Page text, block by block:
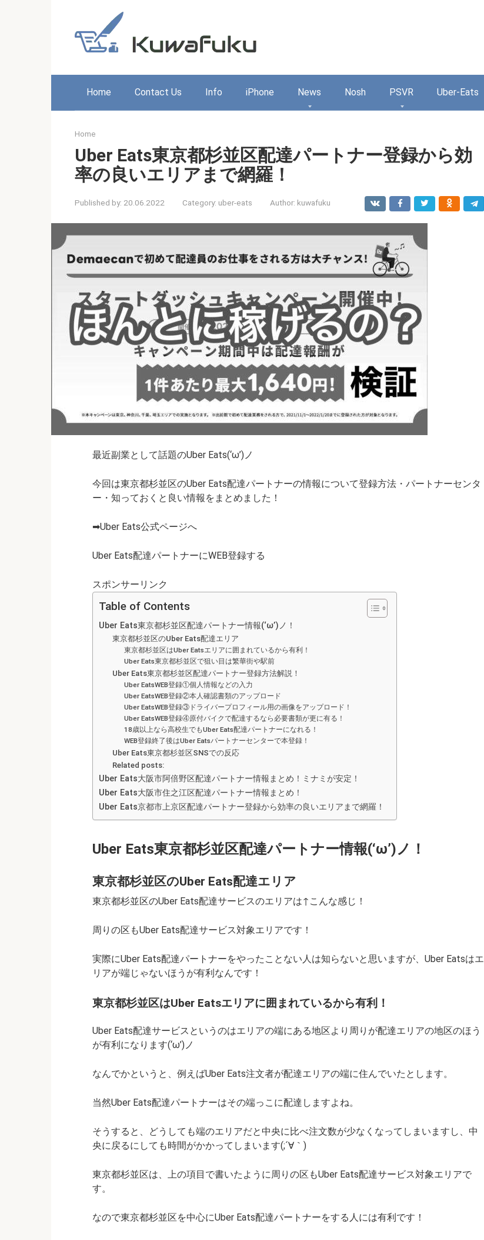
Home Contact Us Info iPhone News Nosh PSVR Uber-Eats
Home
Uber Eats東京都杉並区配達パートナー登録から効
率の良いエリアまで網羅！
Published by: 20.06.2022 Category: uber-eats Author: kuwafuku
最近副業として話題のUber Eats(‘ω’)ノ
今回は東京都杉並区のUber Eats配達パートナーの情報について登録方法・パートナーセンタ
ー・知っておくと良い情報をまとめました！
➡Uber Eats公式ページへ
Uber Eats配達パートナーにWEB登録する
スポンサーリンク
Table of Contents
Uber Eats東京都杉並区配達パートナー情報(‘ω’)ノ！
東京都杉並区のUber Eats配達エリア
東京都杉並区はUber Eatsエリアに囲まれているから有利！
Uber Eats東京都杉並区で狙い目は繁華街や駅前
Uber Eats東京都杉並区配達パートナー登録方法解説！
Uber EatsWEB登録①個人情報などの入力
Uber EatsWEB登録②本人確認書類のアップロード
Uber EatsWEB登録③ドライバープロフィール用の画像をアップロード！
Uber EatsWEB登録④原付バイクで配達するなら必要書類が更に有る！
18歳以上なら高校生でもUber Eats配達パートナーになれる！
WEB登録終了後はUber Eatsパートナーセンターで本登録！
Uber Eats東京都杉並区SNSでの反応
Related posts:
Uber Eats大阪市阿倍野区配達パートナー情報まとめ！ミナミが安定！
Uber Eats大阪市住之江区配達パートナー情報まとめ！
Uber Eats京都市上京区配達パートナー登録から効率の良いエリアまで網羅！
Uber Eats東京都杉並区配達パートナー情報(‘ω’)ノ！
東京都杉並区のUber Eats配達エリア
東京都杉並区のUber Eats配達サービスのエリアは↑こんな感じ！
周りの区もUber Eats配達サービス対象エリアです！
実際にUber Eats配達パートナーをやったことない人は知らないと思いますが、Uber Eatsはエ
リアが端じゃないほうが有利なんです！
東京都杉並区はUber Eatsエリアに囲まれているから有利！
Uber Eats配達サービスというのはエリアの端にある地区より周りが配達エリアの地区のほう
が有利になります(‘ω’)ノ
なんでかというと、例えばUber Eats注文者が配達エリアの端に住んでいたとします。
当然Uber Eats配達パートナーはその端っこに配達しますよね。
そうすると、どうしても端のエリアだと中央に比べ注文数が少なくなってしまいますし、中
央に戻るにしても時間がかかってしまいます(;´∀｀)
東京都杉並区は、上の項目で書いたように周りの区もUber Eats配達サービス対象エリアで
す。
なので東京都杉並区を中心にUber Eats配達パートナーをする人には有利です！